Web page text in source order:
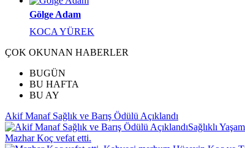
Gölge Adam
KOCA YÜREK
ÇOK OKUNAN HABERLER
BUGÜN
BU HAFTA
BU AY
Akif Manaf Sağlık ve Barış Ödülü Açıklandı
Sağlıklı
Mazhar Koç vefat etti.